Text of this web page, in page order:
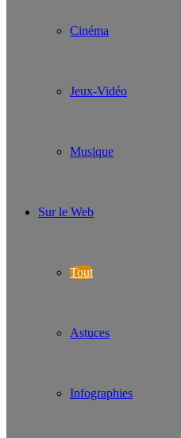
Cinéma
Jeux-Vidéo
Musique
Sur le Web
Tout
Astuces
Infographies